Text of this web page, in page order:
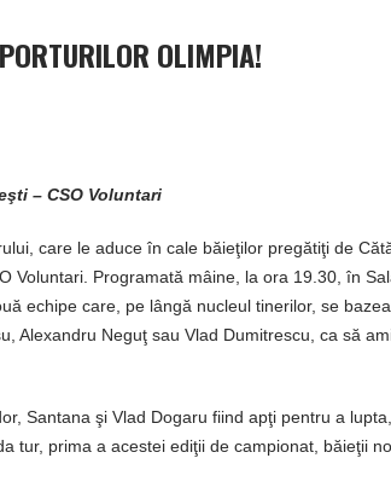
OLIMPIA!
– CSO Voluntari
care le aduce în cale băieţilor pregătiţi de
Voluntari. Programată mâine, la ora 19.30, în
echipe care, pe lângă nucleul tinerilor, se
Alexandru Neguţ sau Vlad Dumitrescu, ca să
Santana şi Vlad Dogaru fiind apţi pentru a
tur, prima a acestei ediţii de campionat, băieţii